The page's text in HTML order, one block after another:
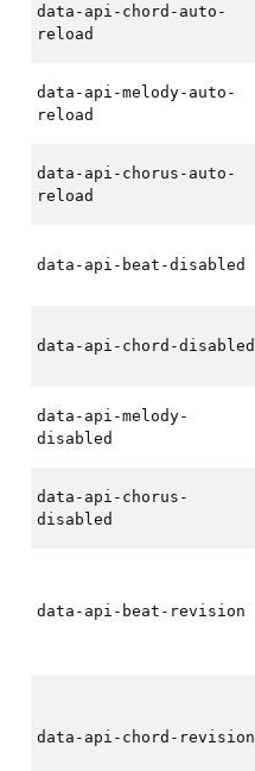
data-api-chord-auto-
reload
data-api-melody-auto-
reload
data-api-chorus-auto-
reload
data-api-beat-disabled
data-api-chord-disabled
data-api-melody-
disabled
data-api-chorus-
disabled
data-api-beat-revision
data-api-chord-revision